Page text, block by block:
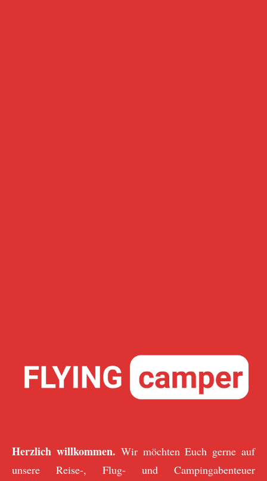
Herzlich willkommen. Wir möchten Euch gerne auf
unsere Reise-, Flug- und Campingabenteuer